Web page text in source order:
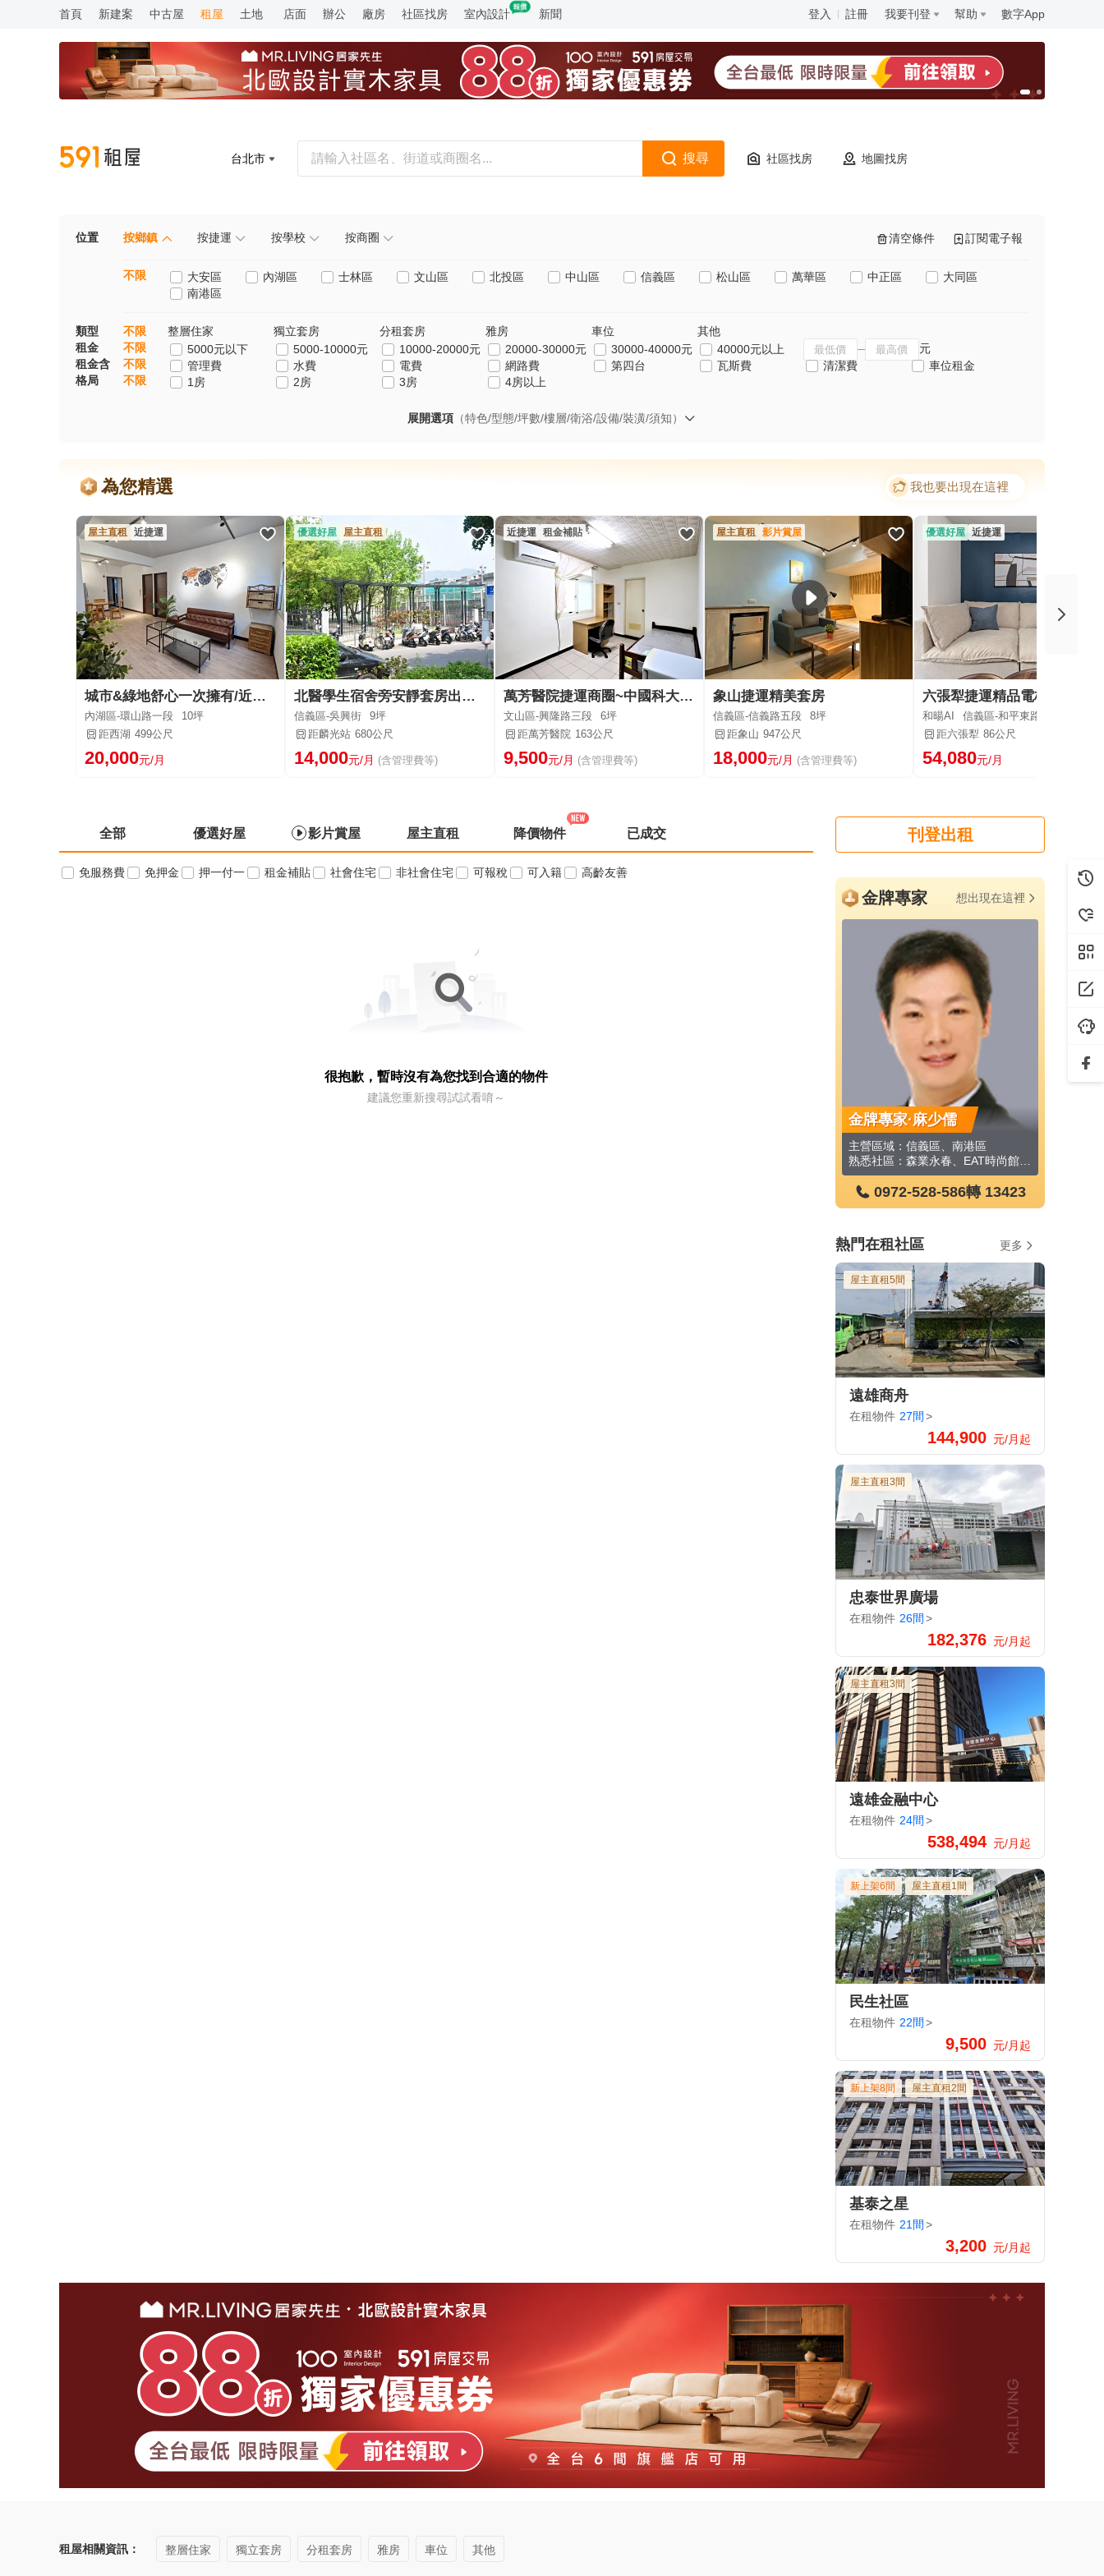
首頁 新建案 中古屋 租屋 土地 店面 辦公 廠房 社區找房 室內設計 新聞 登入 註冊 我要刊登 幫助 數字App
台北市 搜尋 社區找房 地圖找房
清空條件 訂閱電子報
位置 按鄉鎮 按捷運 按學校 按商圈
不限 大安區 內湖區 士林區 文山區 北投區 中山區 信義區 松山區 萬華區 中正區
大同區
南港區
類型 不限 整層住家 獨立套房 分租套房 雅房 車位
其他
租金
不限 5000元以下 5000-10000元 10000-20000元 20000-30000元 30000-40000元 40000元以上
元
租金含
不限 管理費 水費 電費 網路費 第四台 瓦斯費 清潔費
車位租金
格局
不限 1房 2房 3房 4房以上
展開選項 （特色/型態/坪數/樓層/衛浴/設備/裝潢/須知）
為您精選 我也要出現在這裡
屋主直租 近捷運
城市&綠地舒心一次擁有/近西湖捷運與美麗華蛋黃商圈
內湖區-環山路一段
10坪
距西湖 499公尺
20,000元/月
優選好屋 屋主直租
北醫學生宿舍旁安靜套房出租，樓下無餐廳
信義區-吳興街
9坪
距麟光站 680公尺
14,000元/月 (含管理費等)
近捷運 租金補貼
萬芳醫院捷運商圈~中國科大分租套房
文山區-興隆路三段
6坪
距萬芳醫院 163公尺
9,500元/月 (含管理費等)
屋主直租 影片賞屋
象山捷運精美套房
信義區-信義路五段
8坪
距象山 947公尺
18,000元/月 (含管理費等)
優選好屋 近捷運
六張犁捷運精品電梯宅
和暘AI 信義區-和平東路三段
距六張犁 86公尺
54,080元/月
全部 優選好屋 影片賞屋 屋主直租 降價物件 已成交
免服務費 免押金 押一付一 租金補貼 社會住宅 非社會住宅 可報稅 可入籍 高齡友善
很抱歉，暫時沒有為您找到合適的物件
建議您重新搜尋試試看唷～
刊登出租
金牌專家 想出現在這裡
金牌專家·麻少儒
主營區域：信義區、南港區
0972-528-586轉 13423
熱門在租社區 更多
屋主直租5間
遠雄商舟
在租物件 27間 >
144,900 元/月起
屋主直租3間
忠泰世界廣場
在租物件 26間 >
182,376 元/月起
屋主直租3間
遠雄金融中心
在租物件 24間 >
538,494 元/月起
新上架6間 屋主直租1間
民生社區
在租物件 22間 >
9,500 元/月起
新上架8間 屋主直租2間
基泰之星
在租物件 21間 >
3,200 元/月起
租屋相關資訊： 整層住家 獨立套房 分租套房 雅房 車位 其他